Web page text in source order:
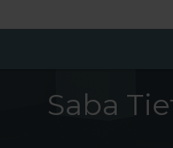
Saba